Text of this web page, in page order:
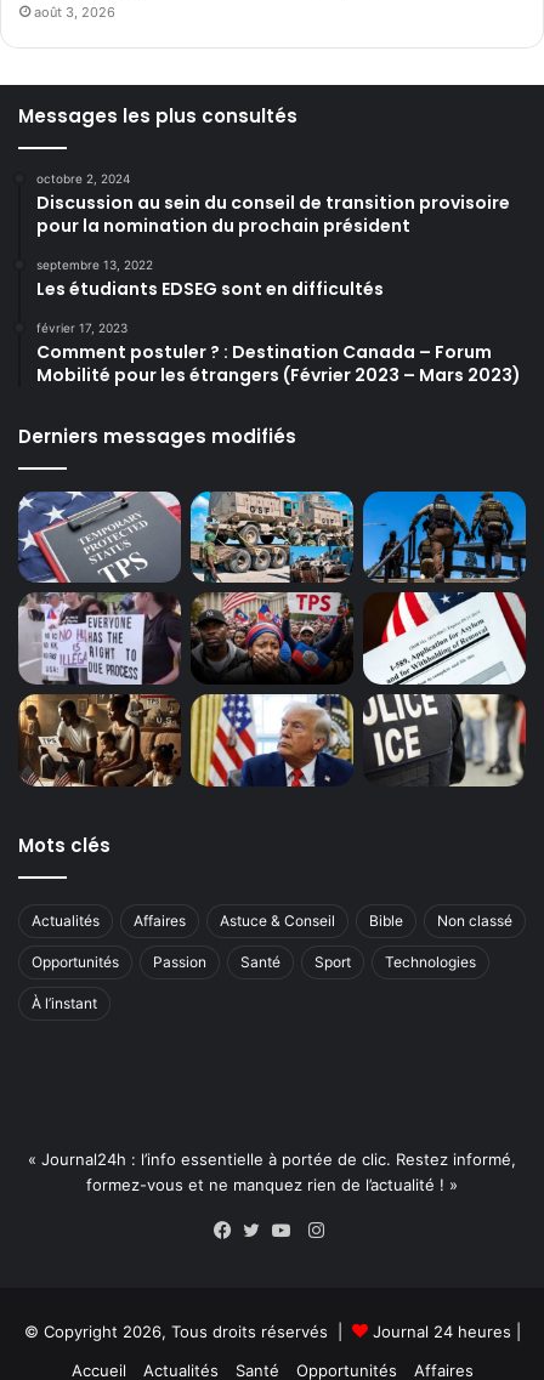
août 3, 2026
Messages les plus consultés
octobre 2, 2024
Discussion au sein du conseil de transition provisoire
pour la nomination du prochain président
septembre 13, 2022
Les étudiants EDSEG sont en difficultés
février 17, 2023
Comment postuler ? : Destination Canada – Forum
Mobilité pour les étrangers (Février 2023 – Mars 2023)
Derniers messages modifiés
Mots clés
Actualités Affaires Astuce & Conseil Bible Non classé
Opportunités Passion Santé Sport Technologies
À l’instant
« Journal24h : l’info essentielle à portée de clic. Restez informé,
formez-vous et ne manquez rien de l’actualité ! »
Instagram
© Copyright 2026, Tous droits réservés | Journal 24 heures
Accueil
Actualités Santé Opportunités Affaires